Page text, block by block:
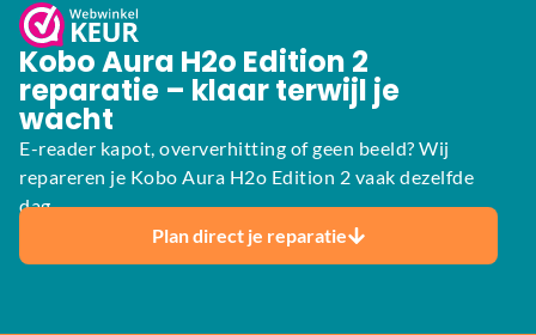
Kobo Aura H2o Edition 2
reparatie – klaar terwijl je
wacht
E-reader kapot, oververhitting of geen beeld? Wij
repareren je Kobo Aura H2o Edition 2 vaak dezelfde
dag.
Plan direct je reparatie